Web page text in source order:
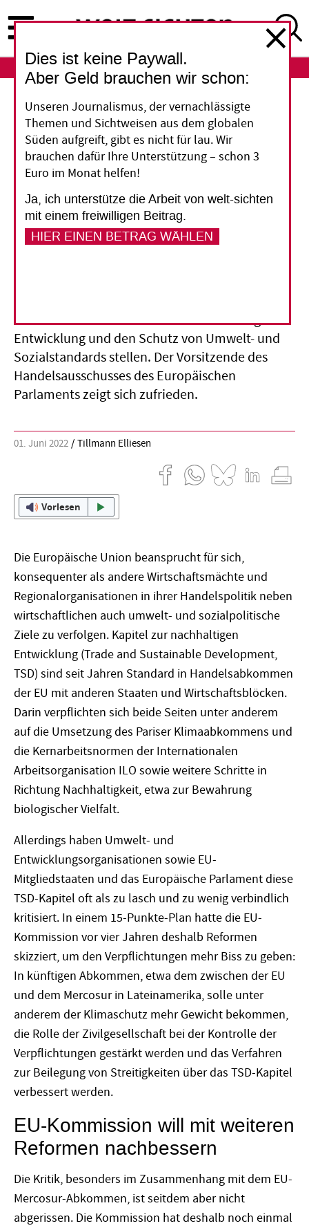
zum
Inhalt
ABO
Mercosur
Brüssel will
Umweltschutz in
Handelsabkommen
stärken
- stärker als bisher in den Dienst nachhaltiger
Entwicklung und den Schutz von Umwelt- und
Sozialstandards stellen. Der Vorsitzende des
Handelsausschusses des Europäischen
Parlaments zeigt sich zufrieden.
01. Juni 2022 Tillmann Elliesen
Vorlesen
Die Europäische Union beansprucht für sich,
konsequenter als andere Wirtschaftsmächte und
Regionalorganisationen in ihrer Handelspolitik neben
wirtschaftlichen auch umwelt- und sozialpolitische
Ziele zu verfolgen. Kapitel zur nachhaltigen
Entwicklung (Trade and Sustainable Development,
TSD) sind seit Jahren Standard in Handelsabkommen
der EU mit anderen Staaten und Wirtschaftsblöcken.
Darin verpflichten sich beide Seiten unter anderem
auf die Umsetzung des Pariser Klimaabkommens und
die Kernarbeitsnormen der Internationalen
Arbeitsorganisation ILO sowie weitere Schritte in
Richtung Nachhaltigkeit, etwa zur Bewahrung
biologischer Vielfalt.
Allerdings haben Umwelt- und
Entwicklungsorganisationen sowie EU-
Mitgliedstaaten und das Europäische Parlament diese
TSD-Kapitel oft als zu lasch und zu wenig verbindlich
kritisiert. In einem 15-Punkte-Plan hatte die EU-
Kommission vor vier Jahren deshalb Reformen
skizziert, um den Verpflichtungen mehr Biss zu geben:
In künftigen Abkommen, etwa dem zwischen der EU
und dem Mercosur in Lateinamerika, solle unter
anderem der Klimaschutz mehr Gewicht bekommen,
die Rolle der Zivilgesellschaft bei der Kontrolle der
Verpflichtungen gestärkt werden und das Verfahren
zur Beilegung von Streitigkeiten über das TSD-Kapitel
verbessert werden.
EU-Kommission will mit weiteren
Reformen nachbessern
Die Kritik, besonders im Zusammenhang mit dem EU-
Mercosur-Abkommen, ist seitdem aber nicht
abgerissen. Die Kommission hat deshalb noch einmal
Dies ist keine Paywall.
Aber Geld brauchen wir schon:
Unseren Journalismus, der vernachlässigte
Themen und Sichtweisen aus dem globalen
Süden aufgreift, gibt es nicht für lau. Wir
brauchen dafür Ihre Unterstützung – schon 3
Euro im Monat helfen!
Ja, ich unterstütze die Arbeit von welt-sichten
mit einem freiwilligen Beitrag.
HIER EINEN BETRAG WÄHLEN